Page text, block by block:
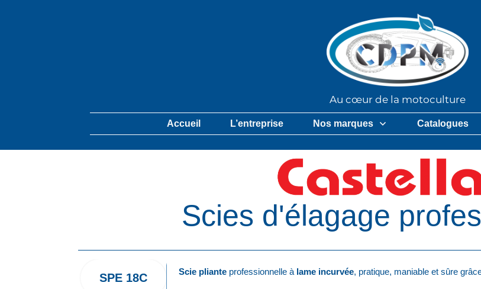
Au cœur de la motoculture
Accueil L’entreprise Nos marques Catalogues
Scies d'élagage
SPE 18C Scie pliante professionnelle à lame incurvée, pratique, maniable et sûre